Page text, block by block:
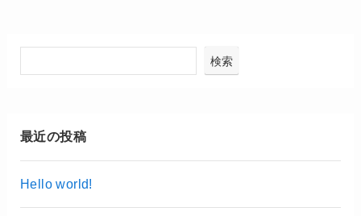
検索
最近の投稿
Hello world!